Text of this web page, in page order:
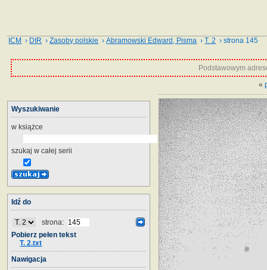
ICM › DIR ›Zasoby polskie ›Abramowski Edward, Pisma ›T. 2 › strona 145
Podstawowym
«
Wyszukiwanie
w książce
szukaj w całej serii
Idź do
strona:
Pobierz pełen tekst
T. 2.txt
Nawigacja